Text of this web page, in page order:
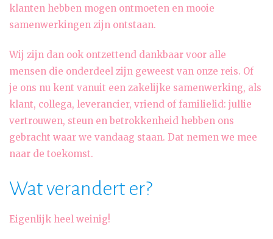
klanten hebben mogen ontmoeten en mooie
samenwerkingen zijn ontstaan.
Wij zijn dan ook ontzettend dankbaar voor alle
mensen die onderdeel zijn geweest van onze reis. Of
je ons nu kent vanuit een zakelijke samenwerking, als
klant, collega, leverancier, vriend of familielid: jullie
vertrouwen, steun en betrokkenheid hebben ons
gebracht waar we vandaag staan. Dat nemen we mee
naar de toekomst.
Wat verandert er?
Eigenlijk heel weinig!